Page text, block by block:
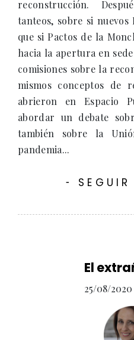
reconstrucción.
tanteos, sobre si
que si Pactos de la
hacia la apertura en
comisiones sobre la
mismos conceptos de
abrieron en Espacio
abordar un debate
también sobre la
pandemia...
- SEGUIR
El
25/08/2020